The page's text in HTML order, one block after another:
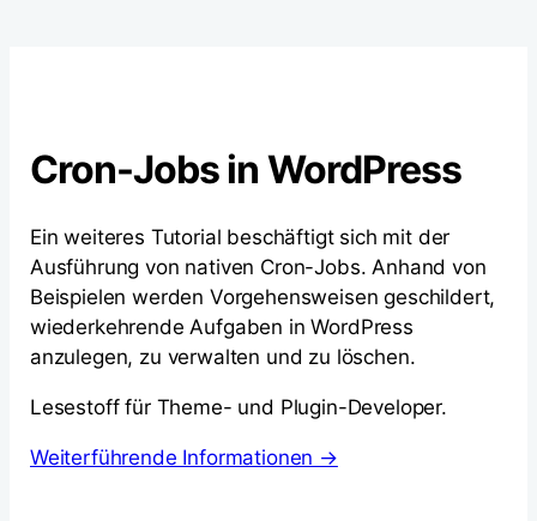
Cron-Jobs in WordPress
Ein weiteres Tutorial beschäftigt sich mit der
Ausführung von nativen Cron-Jobs. Anhand von
Beispielen werden Vorgehensweisen geschildert,
wiederkehrende Aufgaben in WordPress
anzulegen, zu verwalten und zu löschen.
Lesestoff für Theme- und Plugin-Developer.
Weiterführende Informationen →